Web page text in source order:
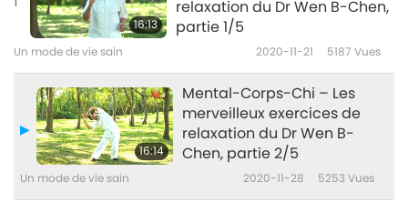
16:13
relaxation du Dr Wen B-Chen,
partie 1/5
Un mode de vie sain 2020-11-21 5187 Vues
16:14
Mental-Corps-Chi – Les
merveilleux exercices de
relaxation du Dr Wen B-
Chen, partie 2/5
Un mode de vie sain 2020-11-28 5253 Vues